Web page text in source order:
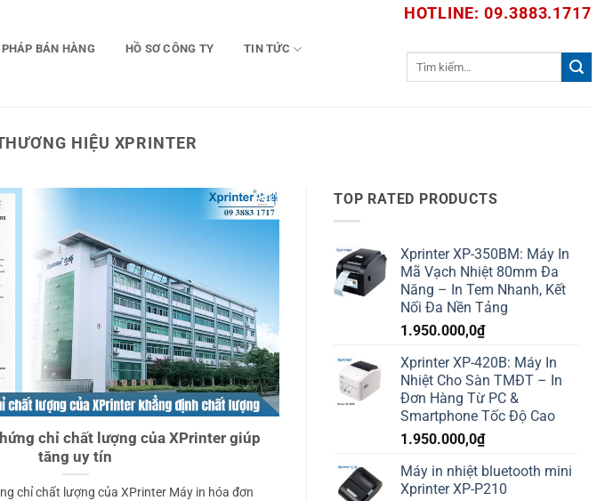
HOTLINE: 09.3883.1717
BÁN HÀNG HỒ SƠ CÔNG TY TIN TỨC
HIỆU XPRINTER
chỉ chất lượng của XPrinter giúp
tăng uy tín
chỉ chất lượng của XPrinter Máy in hóa đơn
TOP RATED PRODUCTS
Xprinter XP-350BM: Máy In
Mã Vạch Nhiệt 80mm Đa
Năng – In Tem Nhanh, Kết
Nối Đa Nền Tảng
1.950.000,0₫
Xprinter XP-420B: Máy In
Nhiệt Cho Sàn TMĐT – In
Đơn Hàng Từ PC &
Smartphone Tốc Độ Cao
1.950.000,0₫
Máy in nhiệt bluetooth mini
Xprinter XP-P210